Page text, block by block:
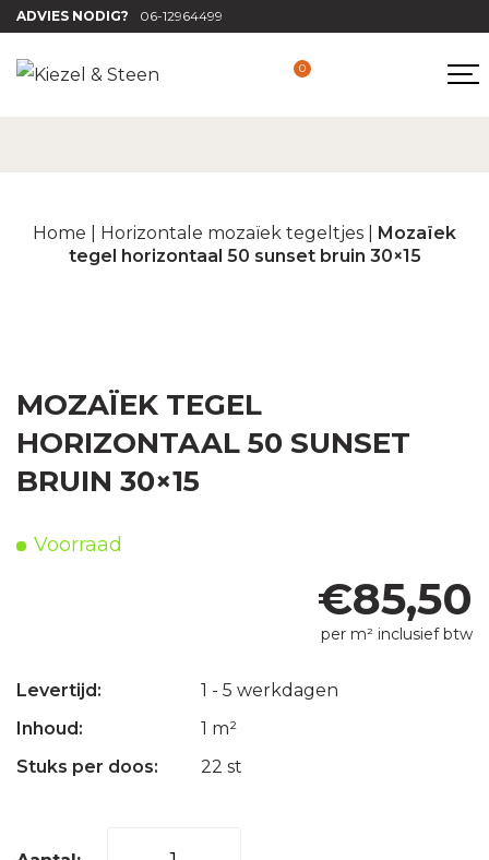
ADVIES NODIG? 06-12964499
0
Home Horizontale mozaïek tegeltjes
Mozaïek
tegel horizontaal 50 sunset bruin 30×15
MOZAÏEK TEGEL
HORIZONTAAL 50 SUNSET
BRUIN 30×15
Voorraad
€85,50
per m² inclusief btw
Levertijd:
1 - 5 werkdagen
Inhoud:
1 m²
Stuks per doos:
22 st